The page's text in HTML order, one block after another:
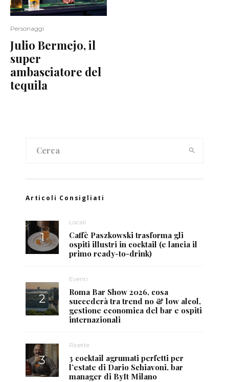
Personaggi
Julio Bermejo, il
super
ambasciatore del
tequila
Articoli Consigliati
Locali
Caffè Paszkowski trasforma gli
ospiti illustri in cocktail (e lancia il
primo ready-to-drink)
Eventi
Roma Bar Show 2026, cosa
succederà tra trend no & low alcol,
gestione economica del bar e ospiti
internazionali
Ricette
3 cocktail agrumati perfetti per
l’estate di Dario Schiavoni, bar
manager di ByIt Milano